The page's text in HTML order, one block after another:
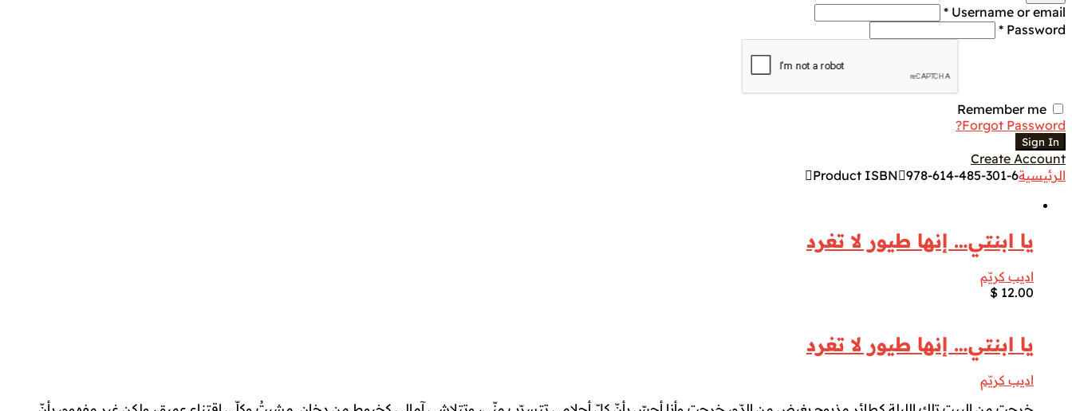
Username or email *
Password *
Remember me
Forgot Password?
Sign In
Create Account
الرئيسية
Product ISBN 978-614-485-301-6
يا ابنتي… إنها طيور لا تغرد
اديب كريّم
$ 12.00
يا ابنتي… إنها طيور لا تغرد
اديب كريّم